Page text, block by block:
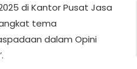
di Kantor Pusat Jasa
tema
dalam Opini